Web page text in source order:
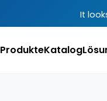
It
ProdukteKatalog